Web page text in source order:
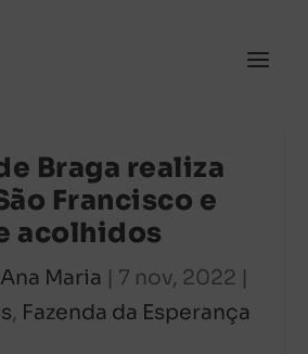
Braga realiza
Francisco e
acolhidos
Ana Maria | 7 nov, 2022 |
, Fazenda da Esperança